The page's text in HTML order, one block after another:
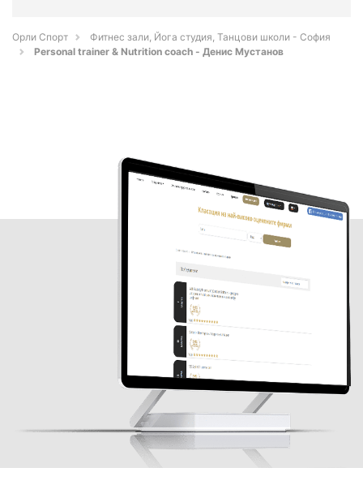
Орли Спорт
Фитнес зали, Йога студия, Танцови школи - София
Personal trainer & Nutrition coach - Денис Мустанов